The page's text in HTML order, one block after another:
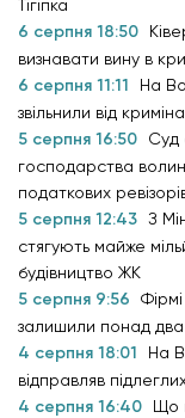
Тігіпка
6 серпня 18:50
визнавати вину в
6 серпня 11:11
На
звільнили від
5 серпня 16:50
Суд
господарства
податкових
5 серпня 12:43 З
стягують майже
будівництво ЖК
5 серпня 9:56
залишили понад два
4 серпня 18:01
На
відправляв
4 серпня 16:40
Що